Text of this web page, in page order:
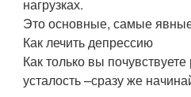
нагрузках.
Это основные, самые
Как лечить депрессию
Как только вы
усталость –сразу же